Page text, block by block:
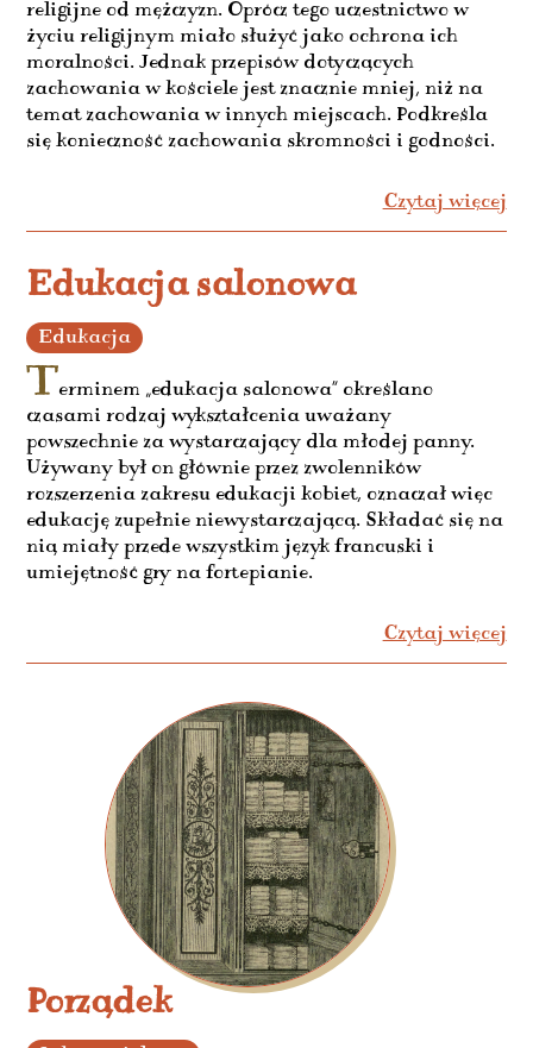
religijne od mężczyzn. Oprócz tego uczestnictwo w
życiu religijnym miało służyć jako ochrona ich
moralności. Jednak przepisów dotyczących
zachowania w kościele jest znacznie mniej, niż na
temat zachowania w innych miejscach. Podkreśla
się konieczność zachowania skromności i godności.
Czytaj więcej
Edukacja salonowa
Edukacja
Terminem „edukacja salonowa” określano
czasami rodzaj wykształcenia uważany
powszechnie za wystarczający dla młodej panny.
Używany był on głównie przez zwolenników
rozszerzenia zakresu edukacji kobiet, oznaczał więc
edukację zupełnie niewystarczającą. Składać się na
nią miały przede wszystkim język francuski i
umiejętność gry na fortepianie.
Czytaj więcej
Porządek